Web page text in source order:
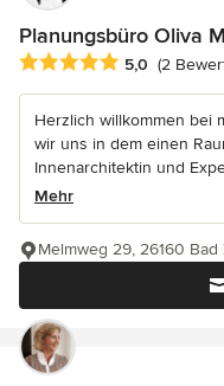
Planungsbüro Oliva
Durchschnittliche
5,0 (2
Herzlich willkommen bei
wir uns in dem einen
Innenarchitektin und
Mehr
Melmweg 29, 26160